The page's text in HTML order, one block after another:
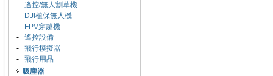
- 遙控/無人割草機
-
DJI植保無人機
-
FPV穿越機
- 遙控設備
- 飛行模擬器
- 飛行用品
吸塵器